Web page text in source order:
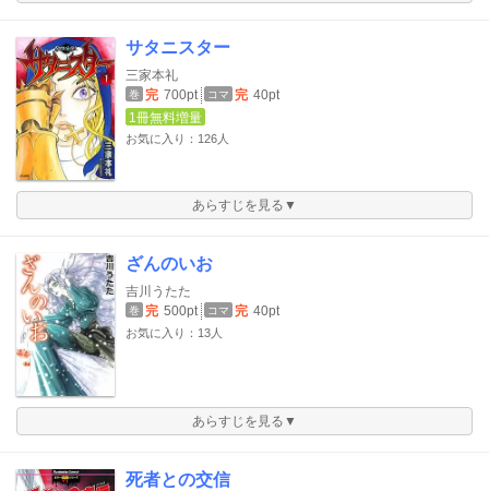
サタニスター
三家本礼
巻 完 700pt コマ 完 40pt
1冊無料増量
お気に入り：126人
あらすじを見る▼
ざんのいお
吉川うたた
巻 完 500pt コマ 完 40pt
お気に入り：13人
あらすじを見る▼
死者との交信